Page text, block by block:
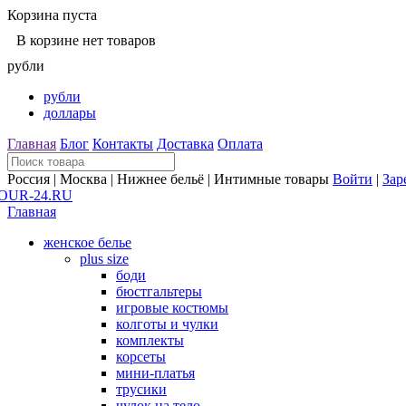
Корзина пуста
В корзине нет товаров
рубли
рубли
доллары
Главная Блог Контакты Доставка Оплата
Россия | Москва | Нижнее бельё | Интимные товары Войти |
Главная
женское белье
plus size
боди
бюстгальтеры
игровые костюмы
колготы и чулки
комплекты
корсеты
мини-платья
трусики